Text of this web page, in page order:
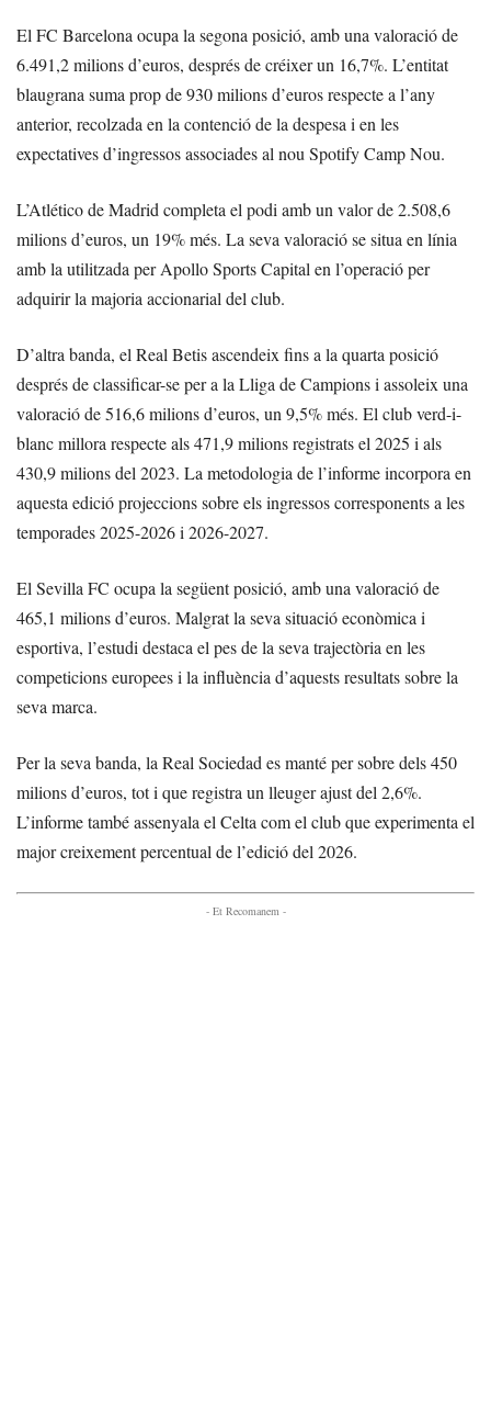
El FC Barcelona ocupa la segona posició, amb una valoració de
6.491,2 milions d’euros, després de créixer un 16,7%. L’entitat
blaugrana suma prop de 930 milions d’euros respecte a l’any
anterior, recolzada en la contenció de la despesa i en les
expectatives d’ingressos associades al nou Spotify Camp Nou.
L’Atlético de Madrid completa el podi amb un valor de 2.508,6
milions d’euros, un 19% més. La seva valoració se situa en línia
amb la utilitzada per Apollo Sports Capital en l’operació per
adquirir la majoria accionarial del club.
D’altra banda, el Real Betis ascendeix fins a la quarta posició
després de classificar-se per a la Lliga de Campions i assoleix una
valoració de 516,6 milions d’euros, un 9,5% més. El club verd-i-
blanc millora respecte als 471,9 milions registrats el 2025 i als
430,9 milions del 2023. La metodologia de l’informe incorpora en
aquesta edició projeccions sobre els ingressos corresponents a les
temporades 2025-2026 i 2026-2027.
El Sevilla FC ocupa la següent posició, amb una valoració de
465,1 milions d’euros. Malgrat la seva situació econòmica i
esportiva, l’estudi destaca el pes de la seva trajectòria en les
competicions europees i la influència d’aquests resultats sobre la
seva marca.
Per la seva banda, la Real Sociedad es manté per sobre dels 450
milions d’euros, tot i que registra un lleuger ajust del 2,6%.
L’informe també assenyala el Celta com el club que experimenta el
major creixement percentual de l’edició del 2026.
- Et Recomanem -